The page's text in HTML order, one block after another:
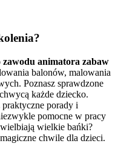
animatora zabaw
balonów, malowania
Poznasz sprawdzone
każde dziecko.
porady i
pomocne w pracy
wielkie bańki?
chwile dla dzieci.